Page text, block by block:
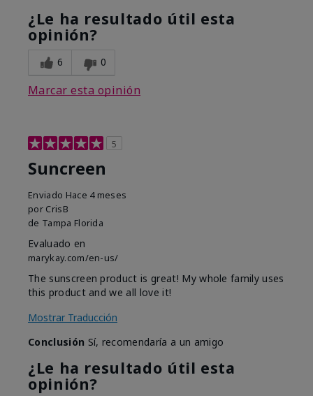
¿Le ha resultado útil esta
opinión?
6 0
Marcar esta opinión
5
Suncreen
Enviado Hace 4 meses
por CrisB
de Tampa Florida
Evaluado en
marykay.com/en-us/
The sunscreen product is great! My whole family uses
this product and we all love it!
Mostrar Traducción
Conclusión Sí, recomendaría a un amigo
¿Le ha resultado útil esta
opinión?